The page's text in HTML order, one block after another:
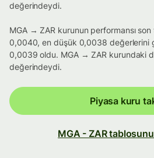
değerindeydi.
MGA → ZAR kurunun performansı
0,0040, en düşük 0,0038 değerlerini
0,0039 oldu. MGA → ZAR kurundaki
değerindeydi.
Piyasa kuru
MGA - ZAR